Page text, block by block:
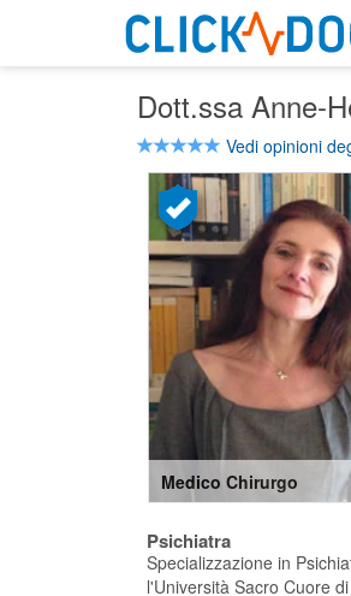
Dott.ssa Anne-
Vedi opinioni
Medico Chirurgo
Psichiatra
Specializzazione in
l'Università Sacro Cuore